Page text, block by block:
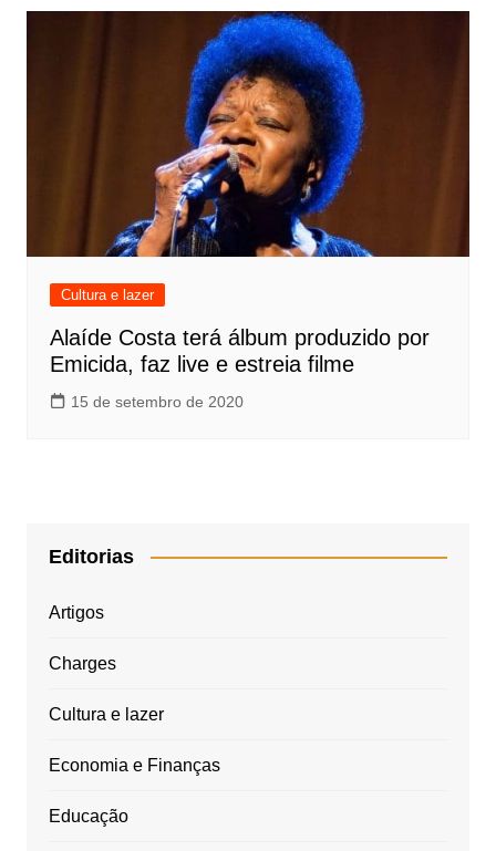
Cultura e lazer
Alaíde Costa terá álbum produzido por
Emicida, faz live e estreia filme
15 de setembro de 2020
Editorias
Artigos
Charges
Cultura e lazer
Economia e Finanças
Educação